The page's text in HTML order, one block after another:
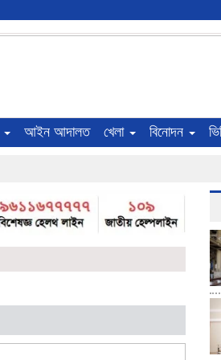
আইন আদালত খেলা বিনোদন